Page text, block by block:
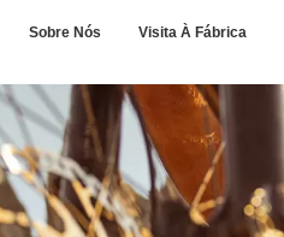
Sobre Nós Visita À Fábrica